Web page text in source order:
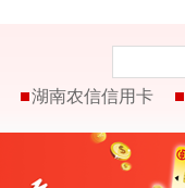
湖南农信信用卡